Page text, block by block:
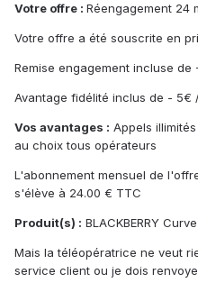
Votre offre : Réengagement 24
Votre offre a été souscrite en
Remise engagement incluse de
Avantage fidélité inclus de - 5€
Vos avantages : Appels
au choix tous opérateurs
L'abonnement mensuel de
s'élève à 24.00 € TTC
Produit(s) : BLACKBERRY
Mais la téléopératrice ne veut
service client ou je dois